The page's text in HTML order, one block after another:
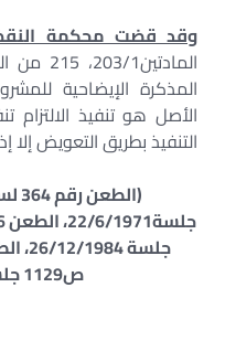
وقد قضت محكمة
المذكرة الإيضاحية
الأصل هو تنفيذ الالتزام
التنفيذ بطريق التعويض إلا
ص1129 جلسة 20/12/1987)